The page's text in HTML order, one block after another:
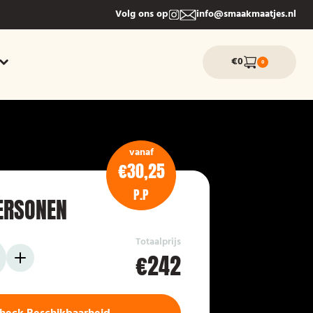
Volg ons op info@smaakmaatjes.nl
€0 0
vanaf
€30,25
P.P
Totaalprijs
€242